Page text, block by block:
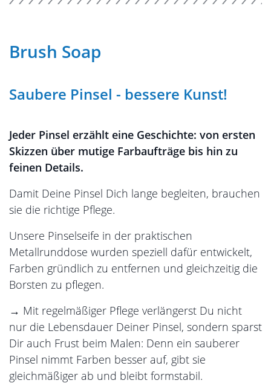
Brush Soap
Saubere Pinsel - bessere Kunst!
Jeder Pinsel erzählt eine Geschichte: von ersten
Skizzen über mutige Farbaufträge bis hin zu
feinen Details.
Damit Deine Pinsel Dich lange begleiten, brauchen
sie die richtige Pflege.
Unsere Pinselseife in der praktischen
Metallrunddose wurden speziell dafür entwickelt,
Farben gründlich zu entfernen und gleichzeitig die
Borsten zu pflegen.
→ Mit regelmäßiger Pflege verlängerst Du nicht
nur die Lebensdauer Deiner Pinsel, sondern sparst
Dir auch Frust beim Malen: Denn ein sauberer
Pinsel nimmt Farben besser auf, gibt sie
gleichmäßiger ab und bleibt formstabil.